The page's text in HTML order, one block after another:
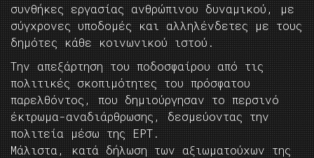
συνθήκες εργασίας ανθρώπινου δυναμικού, με
σύγχρονες υποδομές και αλληλένδετες με τους
δημότες κάθε κοινωνικού ιστού.
Την απεξάρτηση του ποδοσφαίρου από τις
πολιτικές σκοπιμότητες του πρόσφατου
παρελθόντος, που δημιούργησαν το περσινό
έκτρωμα-αναδιάρθρωσης, δεσμεύοντας την
πολιτεία μέσω της ΕΡΤ.
Μάλιστα, κατά δήλωση των αξιωματούχων της